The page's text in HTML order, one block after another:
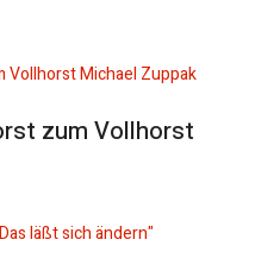
zum Vollhorst